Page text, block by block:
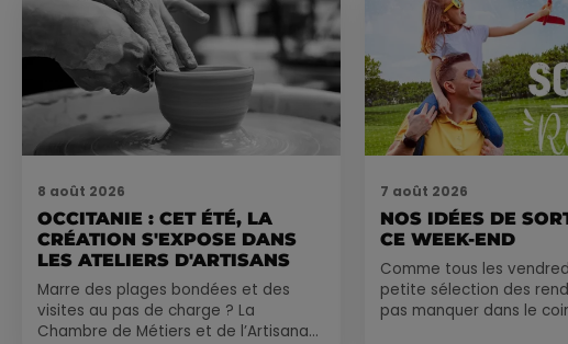
8 août 2026
OCCITANIE : CET ÉTÉ, LA
CRÉATION S'EXPOSE DANS
LES ATELIERS D'ARTISANS
Marre des plages bondées et des
visites au pas de charge ? La
Chambre de Métiers et de l’Artisanat
7 août 2026
NOS IDÉES DE
CE WEEK-END
Comme tous les
petite sélection des
pas manquer dans le